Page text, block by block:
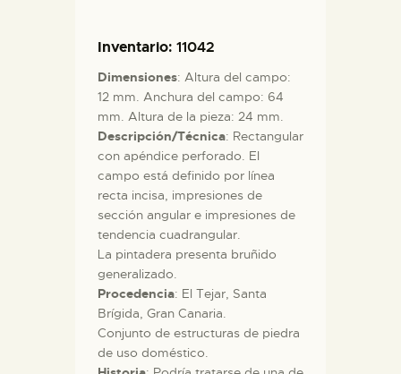
Inventario: 11042
Dimensiones: Altura del campo:
12 mm. Anchura del campo: 64
mm. Altura de la pieza: 24 mm.
Descripción/Técnica: Rectangular
con apéndice perforado. El
campo está definido por línea
recta incisa, impresiones de
sección angular e impresiones de
tendencia cuadrangular.
La pintadera presenta bruñido
generalizado.
Procedencia: El Tejar, Santa
Brígida, Gran Canaria.
Conjunto de estructuras de piedra
de uso doméstico.